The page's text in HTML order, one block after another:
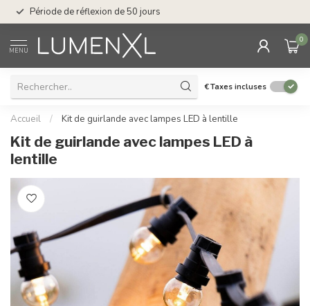
Période de réflexion de 50 jours
MENU
0
€Taxes incluses
Accueil / Kit de guirlande avec lampes LED à lentille
Kit de guirlande avec lampes LED à
lentille